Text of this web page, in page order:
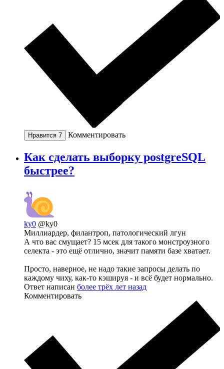
Нравится 7 Комментировать
Как сделать выборку postgreSQL
быстрее?
ky0 @ky0
Миллиардер, филантроп, патологический лгун
А что вас смущает? 15 мсек для такого монстроузного
селекта - это ещё отлично, значит памяти базе хватает.
Просто, наверное, не надо такие запросы делать по
каждому чиху, как-то кэшируя - и всё будет нормально.
Ответ написан более трёх лет назад
Комментировать